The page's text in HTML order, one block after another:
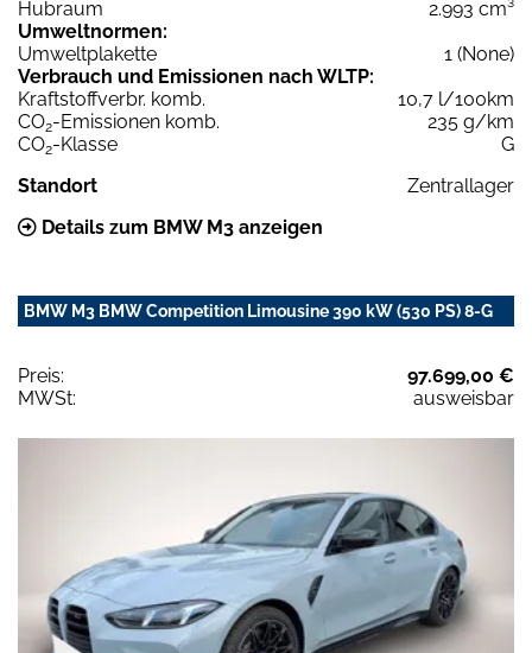
Hubraum
2.993 cm³
Umweltnormen:
Umweltplakette
1 (None)
Verbrauch und Emissionen nach WLTP:
Kraftstoffverbr. komb.
10,7 l/100km
CO2-Emissionen komb.
235 g/km
CO2-Klasse
G
Standort
Zentrallager
Details zum BMW M3 anzeigen
BMW M3 BMW Competition Limousine 390 kW (530 PS) 8-G
Preis:
97.699,00 €
MWSt:
ausweisbar